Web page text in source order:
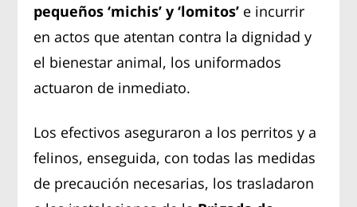
pequeños ‘michis’ y ‘lomitos’ e incurrir
en actos que atentan contra la dignidad y
el bienestar animal, los uniformados
actuaron de inmediato.
Los efectivos aseguraron a los perritos y a
felinos, enseguida, con todas las medidas
de precaución necesarias, los trasladaron